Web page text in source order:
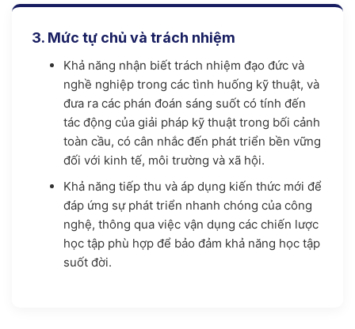
3. Mức tự chủ và trách nhiệm
Khả năng nhận biết trách nhiệm đạo đức và
nghề nghiệp trong các tình huống kỹ thuật, và
đưa ra các phán đoán sáng suốt có tính đến
tác động của giải pháp kỹ thuật trong bối cảnh
toàn cầu, có cân nhắc đến phát triển bền vững
đối với kinh tế, môi trường và xã hội.
Khả năng tiếp thu và áp dụng kiến thức mới để
đáp ứng sự phát triển nhanh chóng của công
nghệ, thông qua việc vận dụng các chiến lược
học tập phù hợp để bảo đảm khả năng học tập
suốt đời.